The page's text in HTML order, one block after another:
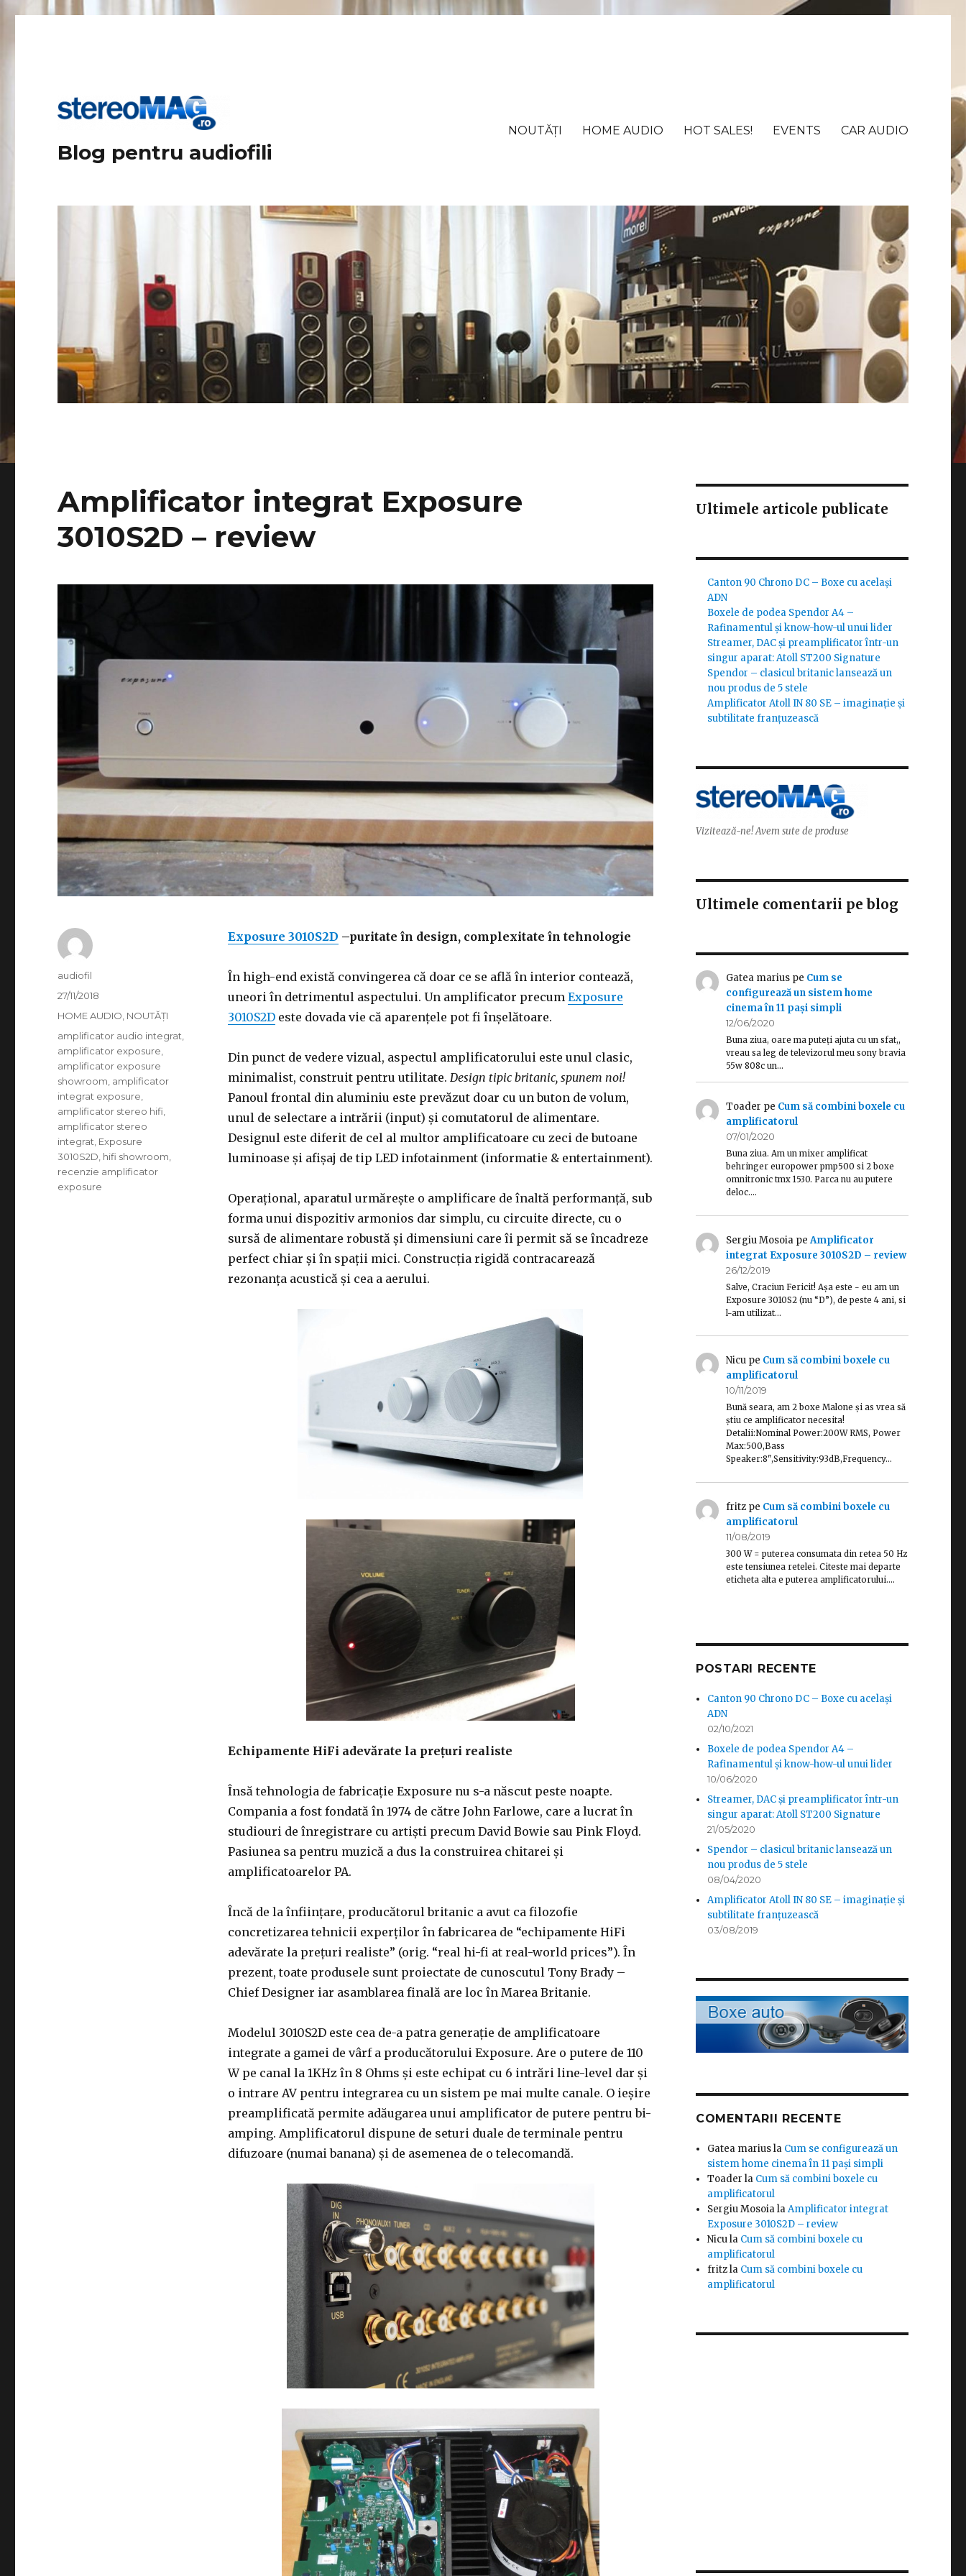
Blog pentru audiofili
NOUTĂȚI HOME AUDIO HOT SALES! EVENTS CAR AUDIO
Amplificator integrat Exposure
3010S2D – review
Exposure 3010S2D –puritate în design, complexitate în tehnologie
În high-end există convingerea că doar ce se află în interior contează,
uneori în detrimentul aspectului. Un amplificator precum Exposure
3010S2Deste dovada vie că aparențele pot fi înșelătoare.
Din punct de vedere vizual, aspectul amplificatorului este unul clasic,
minimalist, construit pentru utilitate. Design tipic britanic, spunem noi!
Panoul frontal din aluminiu este prevăzut doar cu un buton de volum,
unul de selectare a intrării (input) și comutatorul de alimentare.
Designul este diferit de cel al multor amplificatoare cu zeci de butoane
luminoase și afișaj de tip LED infotainment (informatie & entertainment).
Operațional, aparatul urmărește o amplificare de înaltă performanță, sub
forma unui dispozitiv armonios dar simplu, cu circuite directe, cu o
sursă de alimentare robustă și dimensiuni care îi permit să se încadreze
perfect chiar și în spații mici. Construcția rigidă contracarează
rezonanța acustică și cea a aerului.
Echipamente HiFi adevărate la prețuri realiste
Însă tehnologia de fabricație Exposure nu s-a născut peste noapte.
Compania a fost fondată în 1974 de către John Farlowe, care a lucrat în
studiouri de înregistrare cu artiști precum David Bowie sau Pink Floyd.
Pasiunea sa pentru muzică a dus la construirea chitarei și
amplificatoarelor PA.
Încă de la înființare, producătorul britanic a avut ca filozofie
concretizarea tehnicii experților în fabricarea de “echipamente HiFi
adevărate la prețuri realiste” (orig. “real hi-fi at real-world prices”). În
prezent, toate produsele sunt proiectate de cunoscutul Tony Brady –
Chief Designer iar asamblarea finală are loc în Marea Britanie.
Modelul 3010S2D este cea de-a patra generație de amplificatoare
integrate a gamei de vârf a producătorului Exposure. Are o putere de 110
W pe canal la 1KHz în 8 Ohms și este echipat cu 6 intrări line-level dar și
o intrare AV pentru integrarea cu un sistem pe mai multe canale. O ieșire
preamplificată permite adăugarea unui amplificator de putere pentru bi-
amping. Amplificatorul dispune de seturi duale de terminale pentru
difuzoare (numai banana) și de asemenea de o telecomandă.
Autor
audiofil
Publicat
27/11/2018
Categorii
HOME AUDIO NOUTĂȚI
Etichete
amplificator audio integrat
amplificator exposure
amplificator exposure
showroom amplificator
integrat exposure
amplificator stereo hifi
amplificator stereo
integrat Exposure
3010S2D hifi showroom
recenzie amplificator
exposure
Ultimele articole publicate
Canton 90 Chrono DC – Boxe cu același
ADN
Boxele de podea Spendor A4 –
Rafinamentul și know-how-ul unui lider
Streamer, DAC și preamplificator într-un
singur aparat: Atoll ST200 Signature
Spendor – clasicul britanic lansează un
nou produs de 5 stele
Amplificator Atoll IN 80 SE – imaginație și
subtilitate franțuzească
Vizitează-ne! Avem sute de produse
Ultimele comentarii pe blog
Gatea marius pe Cum se
configurează un sistem home
cinema în 11 pași simpli
12/06/2020
Buna ziua, oare ma puteți ajuta cu un sfat,,
vreau sa leg de televizorul meu sony bravia
55w 808c un…
Toader pe Cum să combini boxele cu
amplificatorul
07/01/2020
Buna ziua. Am un mixer amplificat
behringer europower pmp500 si 2 boxe
omnitronic tmx 1530. Parca nu au putere
deloc.…
Sergiu Mosoia peAmplificator
integrat Exposure 3010S2D – review
26/12/2019
Salve, Craciun Fericit! Așa este - eu am un
Exposure 3010S2 (nu “D”), de peste 4 ani, si
l-am utilizat…
Nicu pe Cum să combini boxele cu
amplificatorul
10/11/2019
Bună seara, am 2 boxe Malone și as vrea să
știu ce amplificator necesita!
Detalii:Nominal Power:200W RMS, Power
Max:500,Bass
Speaker:8",Sensitivity:93dB,Frequency…
fritz pe Cum să combini boxele cu
amplificatorul
11/08/2019
300 W = puterea consumata din retea 50 Hz
este tensiunea retelei. Citeste mai departe
eticheta alta e puterea amplificatorului.…
POSTARI RECENTE
Canton 90 Chrono DC – Boxe cu același
ADN
02/10/2021
Boxele de podea Spendor A4 –
Rafinamentul și know-how-ul unui lider
10/06/2020
Streamer, DAC și preamplificator într-un
singur aparat: Atoll ST200 Signature
21/05/2020
Spendor – clasicul britanic lansează un
nou produs de 5 stele
08/04/2020
Amplificator Atoll IN 80 SE – imaginație și
subtilitate franțuzească
03/08/2019
COMENTARII RECENTE
Gatea mariusla Cum se configurează un
sistem home cinema în 11 pași simpli
Toader la Cum să combini boxele cu
amplificatorul
Sergiu MosoialaAmplificator integrat
Exposure 3010S2D – review
Nicula Cum să combini boxele cu
amplificatorul
fritzla Cum să combini boxele cu
amplificatorul